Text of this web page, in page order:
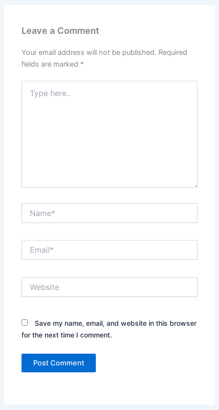
Leave a Comment
Your email address will not be published. Required
fields are marked *
here..
Save my name, email, and website in this browser
for the next time I comment.